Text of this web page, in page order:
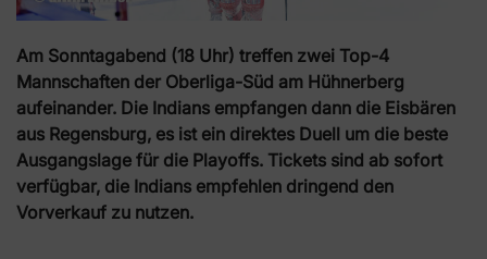
Am Sonntagabend (18 Uhr) treffen zwei Top-4
Mannschaften der Oberliga-Süd am Hühnerberg
aufeinander. Die Indians empfangen dann die Eisbären
aus Regensburg, es ist ein direktes Duell um die beste
Ausgangslage für die Playoffs. Tickets sind ab sofort
verfügbar, die Indians empfehlen dringend den
Vorverkauf zu nutzen.